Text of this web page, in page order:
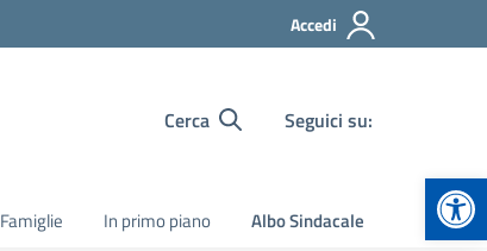
Accedi
Cerca Seguici su:
Famiglie In primo piano Albo Sindacale